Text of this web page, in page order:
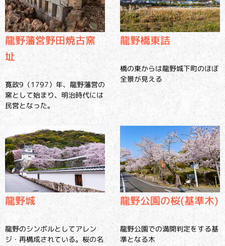
龍野藩営野田焼古窯
址
寛政9（1797）年、龍野藩営の
窯として始まり、明治時代には
民営となった。
龍野橋東詰
橋の東からは龍野城下町のほぼ
全景が見える
龍野城
龍野のシンボルとしてアレン
ジ・再構成されている。桜の名
龍野公園の桜(基準木)
龍野公園での満開判定をする基
準となる木